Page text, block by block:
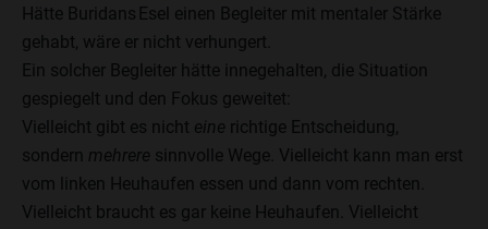
Hätte Buridans Esel einen Begleiter mit mentaler Stärke
gehabt, wäre er nicht verhungert.
Ein solcher Begleiter hätte innegehalten, die Situation
gespiegelt und den Fokus geweitet:
Vielleicht gibt es nicht eine richtige Entscheidung,
sondern mehrere sinnvolle Wege. Vielleicht kann man erst
vom linken Heuhaufen essen und dann vom rechten.
Vielleicht braucht es gar keine Heuhaufen. Vielleicht